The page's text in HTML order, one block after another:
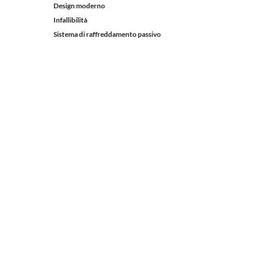
Design moderno
Infallibilità
Sistema di raffreddamento passivo